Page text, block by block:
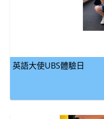
英語大使UBS體驗日